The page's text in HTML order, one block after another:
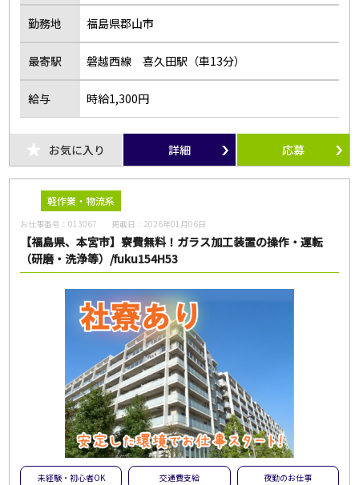
勤務地 福島県郡山市
最寄駅 磐越西線 喜久田駅（車13分）
給与 時給1,300円
お気に入り 詳細 応募
軽作業・物流系
お仕事番号：013067 掲載日： 2026年01月06日
【福島県、本宮市】寮費無料！ガラス加工装置の操作・運転
（研磨・洗浄等）/fuku154H53
未経験・初心者OK 交通費支給 夜勤のお仕事